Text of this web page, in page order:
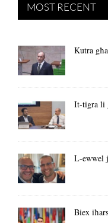
MOST RECENT
Kutra
It-tigra li
L-ewwel
Biex